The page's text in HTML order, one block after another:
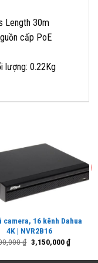
Length 30m
cấp PoE
lượng: 0.22Kg
camera, 16 kênh Dahua
4K | NVR2B16
₫ Giá
gốc
3,150,000₫Giá
hiện